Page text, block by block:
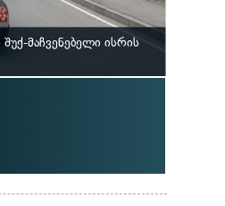
მაჩვენებელი ისრის